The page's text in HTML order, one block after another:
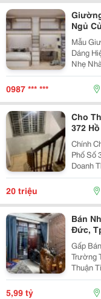
Ngủ
Mẫu
Dáng
Nhẹ
Ngủ.
Nội
Đầy Đủ...
0987 *** ***
Cho
372
Liêm -
Chính
Phố Số
Doanh Thuận Tiện. -
- Mặt Tiền: 3.1M. - Nhà
1
20 triệu
Bán
Đức,
Riêng.
Gấp
Trường
Thuận
Cho
Ngay
5,99 tỷ